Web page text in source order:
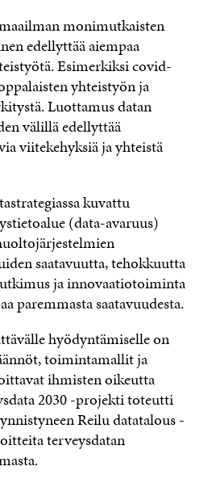
monimutkaisten
edellyttää aiempaa
Esimerkiksi covid-
yhteistyön ja
Luottamus datan
välillä edellyttää
viitekehyksiä ja yhteistä
kuvattu
(data-avaruus)
saatavuutta, tehokkuutta
ja innovaatiotoiminta
paremmasta saatavuudesta.
hyödyntämiselle on
toimintamallit ja
ihmisten oikeutta
2030 -projekti toteutti
Reilu datatalous -
terveysdatan